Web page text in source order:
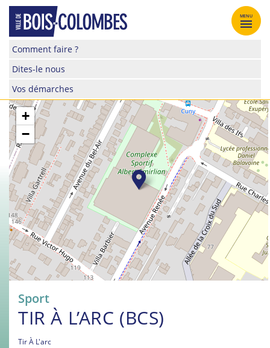
Skip
content
Site
de
la
de
Bois-
Colombes
Comment faire ?
Dites-le nous
Vos démarches
MENU
+
−
Sport
TIR À L’ARC (BCS)
Tir À L'arc